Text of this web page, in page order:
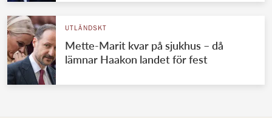
UTLÄNDSKT
Mette-Marit kvar på sjukhus – då
lämnar Haakon landet för fest